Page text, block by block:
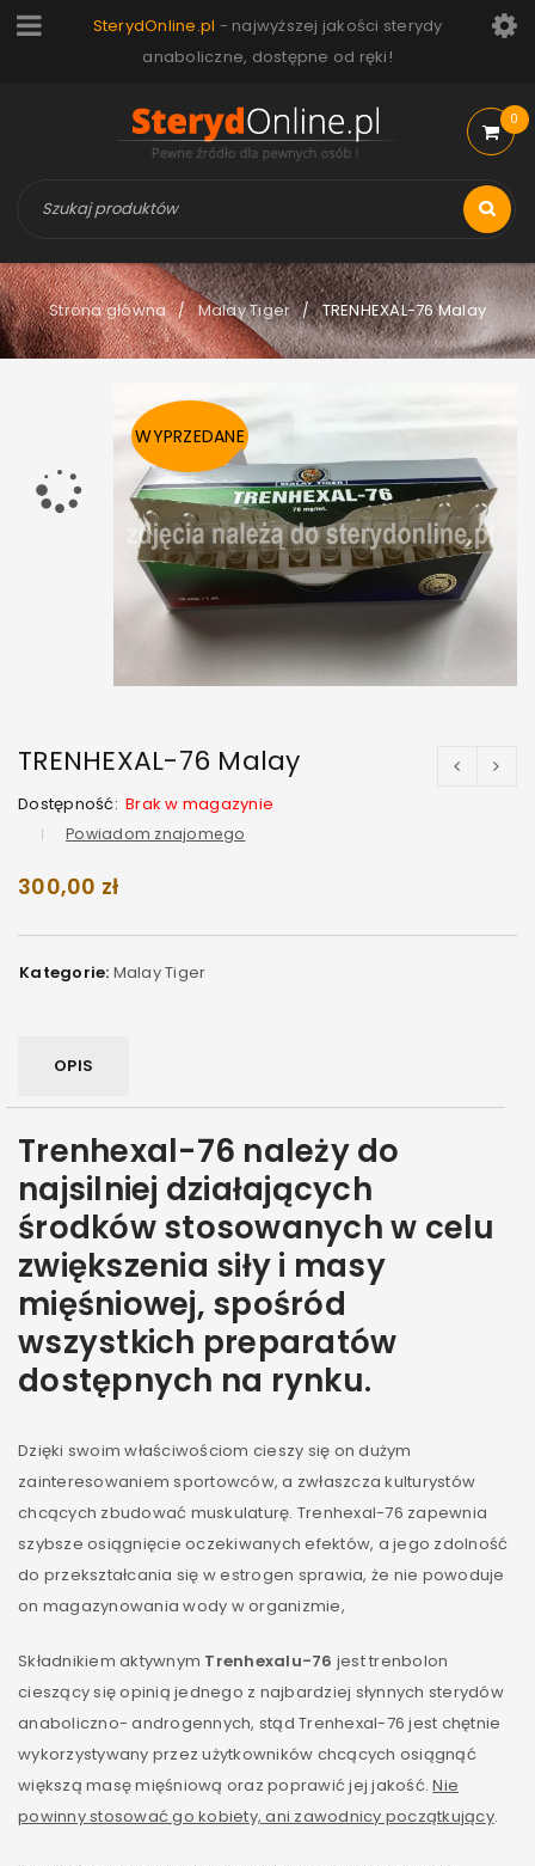
SterydOnline.pl - najwyższej jakości sterydy
anaboliczne, dostępne od ręki!
0
Strona główna / Malay Tiger / TRENHEXAL-76 Malay
WYPRZEDANE
TRENHEXAL-76 Malay
Dostępność: Brak w magazynie
Powiadom znajomego
300,00 zł
Kategorie: Malay Tiger
OPIS
Trenhexal-76 należy do
najsilniej działających
środków stosowanych w celu
zwiększenia siły i masy
mięśniowej, spośród
wszystkich preparatów
dostępnych na rynku.
Dzięki swoim właściwościom cieszy się on dużym
zainteresowaniem sportowców, a zwłaszcza kulturystów
chcących zbudować muskulaturę. Trenhexal-76 zapewnia
szybsze osiągnięcie oczekiwanych efektów, a jego zdolność
do przekształcania się w estrogen sprawia, że nie powoduje
on magazynowania wody w organizmie,
Składnikiem aktywnym Trenhexalu-76 jest trenbolon
cieszący się opinią jednego z najbardziej słynnych sterydów
anaboliczno- androgennych, stąd Trenhexal-76 jest chętnie
wykorzystywany przez użytkowników chcących osiągnąć
większą masę mięśniową oraz poprawić jej jakość.Nie
powinny stosować go kobiety, ani zawodnicy początkujący.